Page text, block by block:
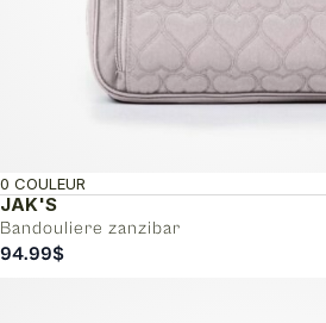
JAK'S
Bandouliere zanzibar
0 COULEUR
94.99$